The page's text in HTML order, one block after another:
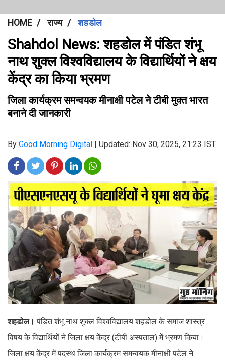
HOME राज्य शहडोल
Shahdol News: शहडोल में पंडित शंभू
नाथ शुक्ल विश्वविद्यालय के विद्यार्थियों ने क्षय
केंद्र का किया भ्रमण
जिला कार्यक्रम समन्वयक मीनाक्षी पटेल ने टीबी मुक्त भारत
बनाने दी जानकारी
By Good Morning Digital | Updated: Nov 30, 2025, 21:23 IST
शहडोल।पंडित शंभू नाथ शुक्ल विश्वविद्यालय शहडोल के समाज शास्त्र
विषय के विद्यार्थियों ने जिला क्षय केंद्र (टीबी अस्पताल) में भ्रमण किया।
जिला क्षय केंद्र में पदस्थ जिला कार्यक्रम समन्वयक मीनाक्षी पटेल ने